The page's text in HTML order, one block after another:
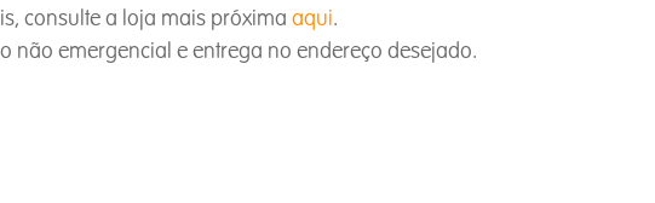
consulte a loja mais próxima aqui.
emergencial e entrega no endereço desejado.